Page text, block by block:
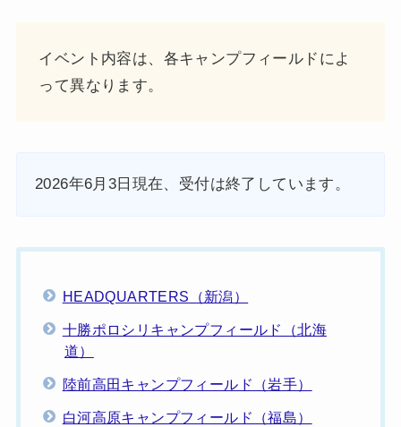
イベント内容は、各キャンプフィールドによ
って異なります。
2026年6月3日現在、受付は終了しています。
HEADQUARTERS（新潟）
十勝ポロシリキャンプフィールド（北海
道）
陸前高田キャンプフィールド（岩手）
白河高原キャンプフィールド（福島）